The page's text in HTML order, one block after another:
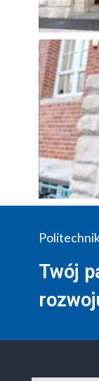
Twój